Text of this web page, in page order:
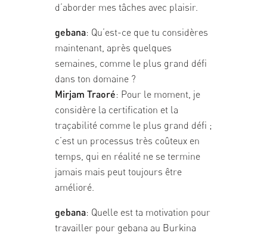
d’aborder mes tâches avec plaisir.
gebana: Qu’est-ce que tu considères
maintenant, après quelques
semaines, comme le plus grand défi
dans ton domaine ?
Mirjam Traoré: Pour le moment, je
considère la certification et la
traçabilité comme le plus grand défi ;
c’est un processus très coûteux en
temps, qui en réalité ne se termine
jamais mais peut toujours être
amélioré.
gebana: Quelle est ta motivation pour
travailler pour gebana au Burkina